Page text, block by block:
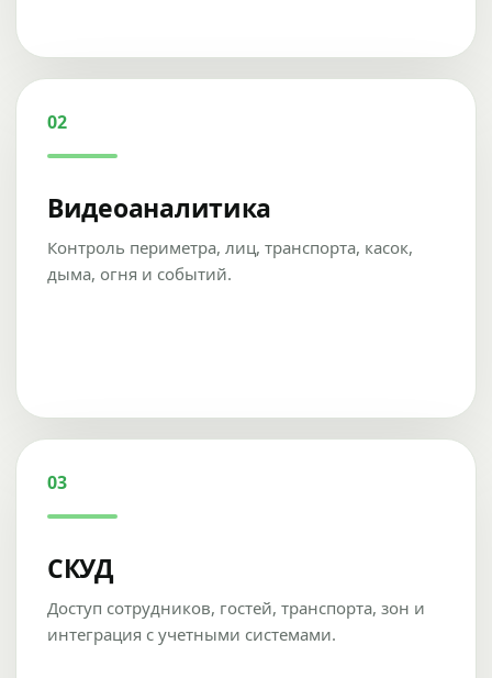
02
Видеоаналитика
Контроль периметра, лиц, транспорта, касок,
дыма, огня и событий.
03
СКУД
Доступ сотрудников, гостей, транспорта, зон и
интеграция с учетными системами.